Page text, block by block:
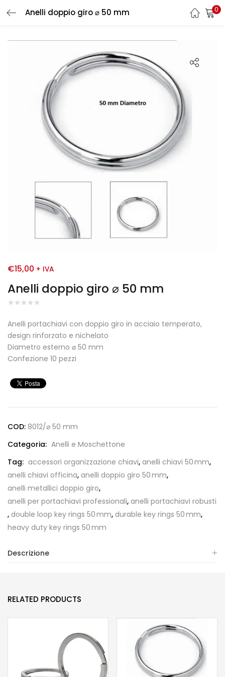
Anelli doppio giro ⌀ 50 mm 0
Anelli doppio giro ⌀ 50 mm
€15,00 + IVA
Anelli portachiavi con doppio giro in acciaio temperato,
design rinforzato e nichelato
Diametro esterno ⌀ 50 mm
Confezione 10 pezzi
COD: 8012/⌀ 50 mm
Categoria: Anelli e Moschettone
Tag: accessori organizzazione chiavi, anelli chiavi 50 mm,
anelli chiavi officina, anelli doppio giro 50 mm,
anelli metallici doppio giro,
anelli per portachiavi professionali, anelli portachiavi robusti
, double loop key rings 50 mm, durable key rings 50 mm,
heavy duty key rings 50 mm
Descrizione
RELATED PRODUCTS
LOGIN
Enter your username and password to login.
Remember me
Lost password?